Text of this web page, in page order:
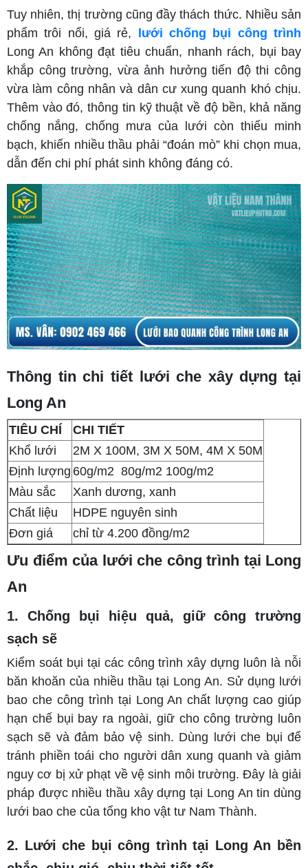
Tuy nhiên, thị trường cũng đầy thách thức. Nhiều sản
phẩm trôi nổi, giá rẻ, lưới chống bụi công trình
Long An không đạt tiêu chuẩn, nhanh rách, bụi bay
khắp công trường, vừa ảnh hưởng tiến độ thi công
vừa làm công nhân và dân cư xung quanh khó chịu.
Thêm vào đó, thông tin kỹ thuật về độ bền, khả năng
chống nắng, chống mưa của lưới còn thiếu minh
bạch, khiến nhiều thầu phải “đoán mò” khi chọn mua,
dẫn đến chi phí phát sinh không đáng có.
Thông tin chi tiết lưới che xây dựng tại
Long An
TIÊU CHÍ
CHI TIẾT
Khổ lưới
2M X 100M, 3M X 50M, 4M X 50M
Định lượng 60g/m2 80g/m2 100g/m2
Màu sắc
Xanh dương, xanh
Chất liệu
HDPE nguyên sinh
Đơn giá
chỉ từ 4.200 đồng/m2
Ưu điểm của lưới che công trình tại Long
An
1. Chống bụi hiệu quả, giữ công trường
sạch sẽ
Kiểm soát bụi tại các công trình xây dựng luôn là nỗi
băn khoăn của nhiều thầu tại Long An. Sử dụng lưới
bao che công trình tại Long An chất lượng cao giúp
hạn chế bụi bay ra ngoài, giữ cho công trường luôn
sạch sẽ và đảm bảo vệ sinh. Dùng lưới che bụi để
tránh phiền toái cho người dân xung quanh và giảm
nguy cơ bị xử phạt về vệ sinh môi trường. Đây là giải
pháp được nhiều thầu xây dựng tại Long An tin dùng
lưới bao che của tổng kho vật tư Nam Thành.
2. Lưới che bụi công trình tại Long An bền